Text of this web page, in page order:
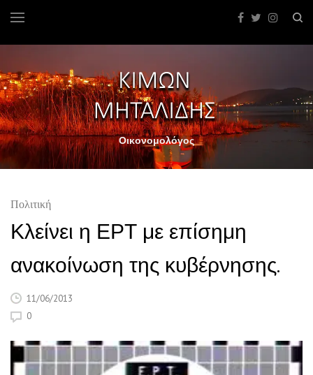
Οικονομολόγος
Πολιτική
Κλείνει η ΕΡΤ με επίσημη
ανακοίνωση της κυβέρνησης.
11/06/2013
0